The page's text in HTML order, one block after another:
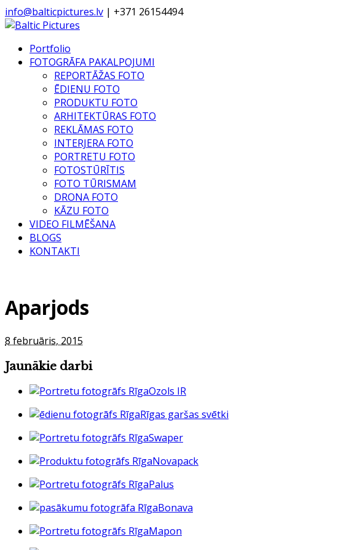
info@balticpictures.lv | +371 26154494
Portfolio
FOTOGRĀFA PAKALPOJUMI
REPORTĀŽAS FOTO
ĒDIENU FOTO
PRODUKTU FOTO
ARHITEKTŪRAS FOTO
REKLĀMAS FOTO
INTERJERA FOTO
PORTRETU FOTO
FOTOSTŪRĪTIS
FOTO TŪRISMAM
DRONA FOTO
KĀZU FOTO
VIDEO FILMĒŠANA
BLOGS
KONTAKTI
Aparjods
8 februāris, 2015
Jaunākie darbi
Ozols IR
Rīgas garšas svētki
Swaper
Novapack
Palus
Bonava
Mapon